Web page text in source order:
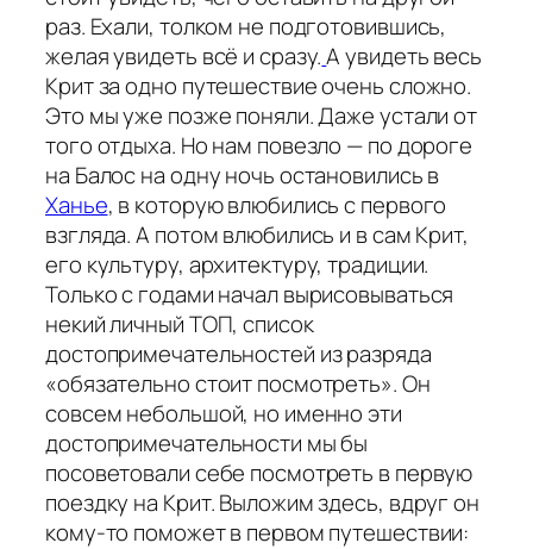
раз. Ехали, толком не подготовившись,
желая увидеть всё и сразу. А увидеть весь
Крит за одно путешествие очень сложно.
Это мы уже позже поняли. Даже устали от
того отдыха. Но нам повезло — по дороге
на Балос на одну ночь остановились в
Ханье, в которую влюбились с первого
взгляда. А потом влюбились и в сам Крит,
его культуру, архитектуру, традиции.
Только с годами начал вырисовываться
некий личный ТОП, список
достопримечательностей из разряда
«обязательно стоит посмотреть». Он
совсем небольшой, но именно эти
достопримечательности мы бы
посоветовали себе посмотреть в первую
поездку на Крит. Выложим здесь, вдруг он
кому-то поможет в первом путешествии: